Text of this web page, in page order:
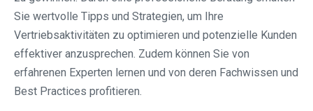
Sie wertvolle Tipps und Strategien, um Ihre
Vertriebsaktivitäten zu optimieren und potenzielle Kunden
effektiver anzusprechen. Zudem können Sie von
erfahrenen Experten lernen und von deren Fachwissen und
Best Practices profitieren.